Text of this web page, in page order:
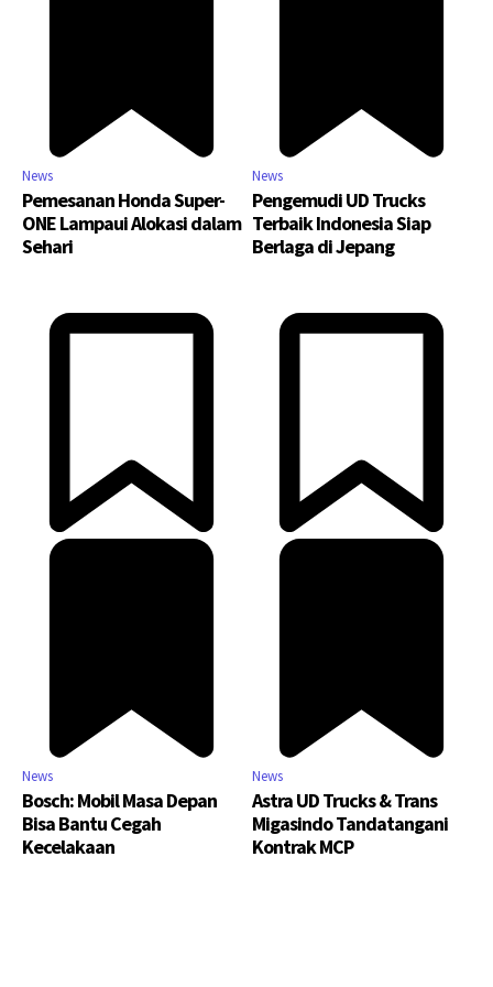
News
Pemesanan Honda Super-
ONE Lampaui Alokasi dalam
Sehari
News
Pengemudi UD Trucks
Terbaik Indonesia Siap
Berlaga di Jepang
News
Bosch: Mobil Masa Depan
Bisa Bantu Cegah
Kecelakaan
News
Astra UD Trucks & Trans
Migasindo Tandatangani
Kontrak MCP